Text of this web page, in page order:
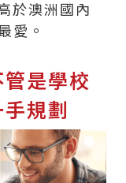
於澳洲國內
愛。
是學校
規劃​